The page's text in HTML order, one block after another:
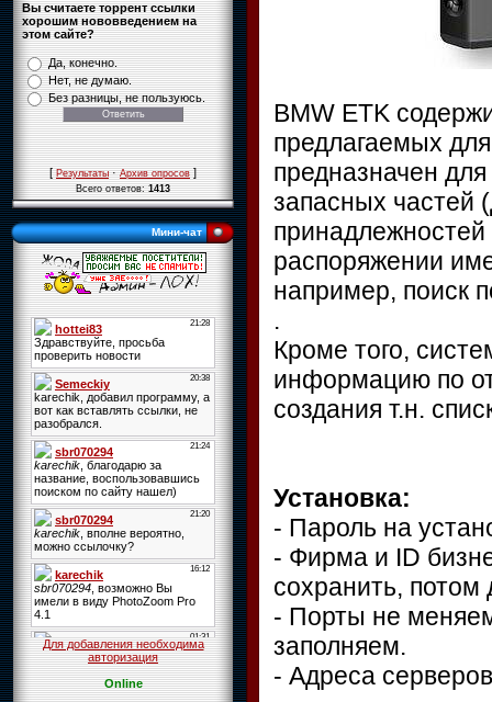
Вы считаете торрент ссылки
хорошим нововведением на
этом сайте?
Да, конечно.
Нет, не думаю.
Без разницы, не пользуюсь.
[Результаты·Архив опросов]
Всего ответов:1413
Мини-чат
Для добавления необходима
авторизация
Online
BMW ETK
предлагаемых
предназначен
запасных частей
распоряжении
например, поиск
.
Кроме того,
информацию по
создания т.н.
Установка:
- Пароль на
- Фирма и ID
сохранить, потом
- Порты не
заполняем.
- Адреса